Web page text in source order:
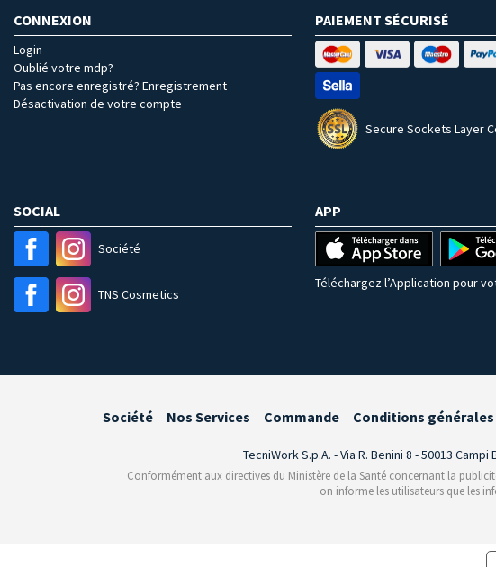
CONNEXION
Login
Oublié votre mdp?
Pas encore enregistré? Enregistrement
Désactivation de votre compte
PAIEMENT SÉCURISÉ
Secure Sockets Layer
SOCIAL
Société
TNS Cosmetics
APP
Téléchargez l’Application pour
Société Nos Services Commande Conditions générales
TecniWork S.p.A. - Via R. Benini 8 - 50013 Campi
Conformément aux directives du Ministère de la Santé concernant la
on informe les utilisateurs que les